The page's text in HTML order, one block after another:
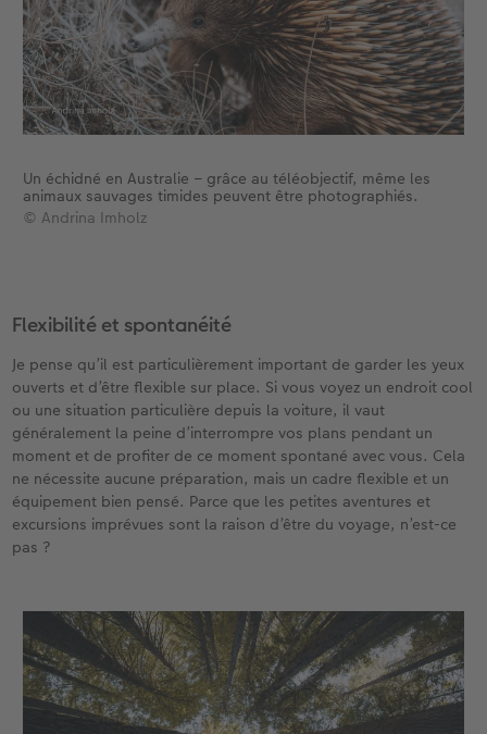
Un échidné en Australie – grâce au téléobjectif, même les
animaux sauvages timides peuvent être photographiés.
© Andrina Imholz
Flexibilité et spontanéité
Je pense qu’il est particulièrement important de garder les yeux
ouverts et d’être flexible sur place. Si vous voyez un endroit cool
ou une situation particulière depuis la voiture, il vaut
généralement la peine d’interrompre vos plans pendant un
moment et de profiter de ce moment spontané avec vous. Cela
ne nécessite aucune préparation, mais un cadre flexible et un
équipement bien pensé. Parce que les petites aventures et
excursions imprévues sont la raison d’être du voyage, n’est-ce
pas ?